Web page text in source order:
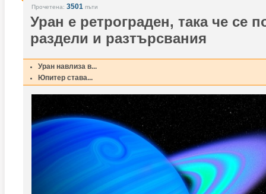
Прочетена: 3501 пъти
Уран е ретрограден, така че се
раздели и разтърсвания
Уран навлиза в...
Юпитер става...